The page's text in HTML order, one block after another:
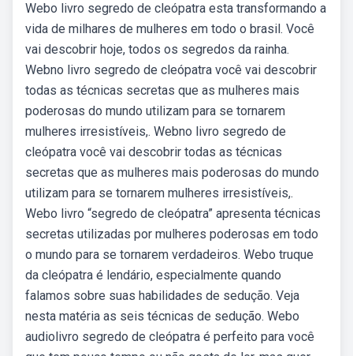
Webo livro segredo de cleópatra esta transformando a
vida de milhares de mulheres em todo o brasil. Você
vai descobrir hoje, todos os segredos da rainha.
Webno livro segredo de cleópatra você vai descobrir
todas as técnicas secretas que as mulheres mais
poderosas do mundo utilizam para se tornarem
mulheres irresistíveis,. Webno livro segredo de
cleópatra você vai descobrir todas as técnicas
secretas que as mulheres mais poderosas do mundo
utilizam para se tornarem mulheres irresistíveis,.
Webo livro “segredo de cleópatra” apresenta técnicas
secretas utilizadas por mulheres poderosas em todo
o mundo para se tornarem verdadeiros. Webo truque
da cleópatra é lendário, especialmente quando
falamos sobre suas habilidades de sedução. Veja
nesta matéria as seis técnicas de sedução. Webo
audiolivro segredo de cleópatra é perfeito para você